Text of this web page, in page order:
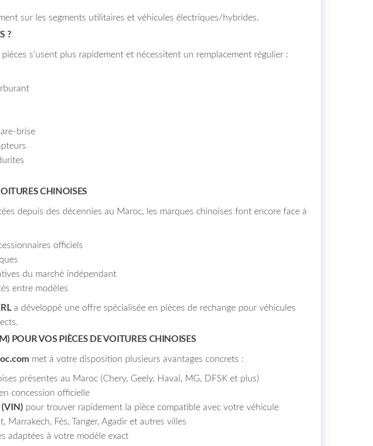
sur les segments utilitaires et véhicules électriques/hybrides.
?
s’usent plus rapidement et nécessitent un remplacement régulier :
brise
CHINOISES
depuis des décennies au Maroc, les marques chinoises font encore face à
officiels
du marché indépendant
entre modèles
a développé une offre spécialisée en pièces de rechange pour véhicules
POUR VOS PIÈCES DE VOITURES CHINOISES
met à votre disposition plusieurs avantages concrets :
présentes au Maroc (Chery, Geely, Haval, MG, DFSK et plus)
concession officielle
pour trouver rapidement la pièce compatible avec votre véhicule
Marrakech, Fès, Tanger, Agadir et autres villes
adaptées à votre modèle exact